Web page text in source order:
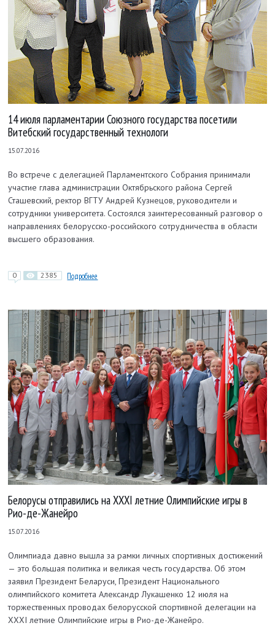
14 июля парламентарии Союзного государства посетили
Витебский государственный технологи
15.07.2016
Во встрече с делегацией Парламентского Собрания принимали
участие глава администрации Октябрьского района Сергей
Сташевский, ректор ВГТУ Андрей Кузнецов, руководители и
сотрудники университета. Состоялся заинтересованный разговор о
направлениях белорусско-российского сотрудничества в области
высшего образования.
0 2385 Подробнее
Белорусы отправились на XXXI летние Олимпийские игры в
Рио-де-Жанейро
15.07.2016
Олимпиада давно вышла за рамки личных спортивных достижений
— это большая политика и великая честь государства. Об этом
заявил Президент Беларуси, Президент Национального
олимпийского комитета Александр Лукашенко 12 июля на
торжественных проводах белорусской спортивной делегации на
XXXI летние Олимпийские игры в Рио-де-Жанейро.